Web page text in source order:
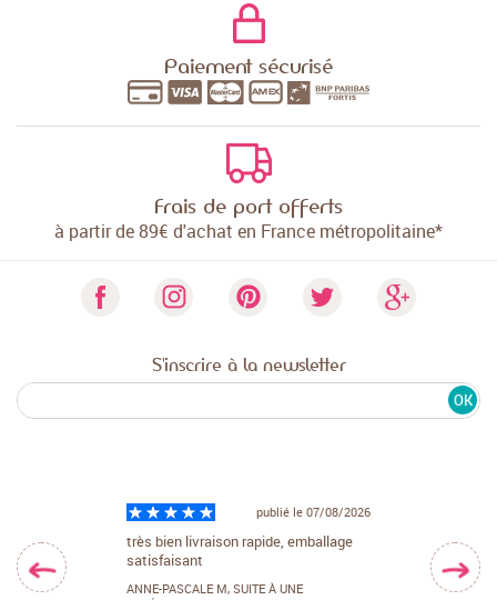
Paiement sécurisé
Frais de port offerts
à partir de 89€ d'achat en France métropolitaine*
S'inscrire à la newsletter
OK
! Mon fils
bateau en
rapide
publié le 07/08/2026
très bien livraison rapide, emballage
satisfaisant
ANNE-PASCALE M, SUITE À UNE
Produit
envoi rapide
SUITE À UNE